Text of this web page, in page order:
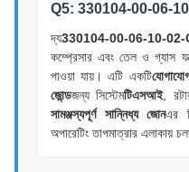
Q5: 330104-00-06-
দ্য330104-00-06-10-02-
কম্প্রেসার এবং তেল ও গ্যাস
পাওয়া যায়। এটি একটি
জোন্ডজন্য সিস্টেমটিএসআই,
সামঞ্জস্যপূর্ণ সান্নিধ্য জোনএর
অপারেটিং তাপমাত্রার এলাকায়